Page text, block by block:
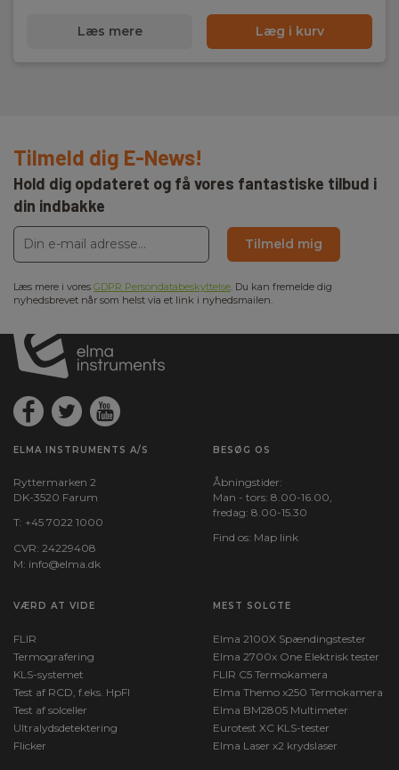
Læs mere Læg i kurv
Tilmeld dig E-News!
Hold dig opdateret og få vores fantastiske tilbud i
din indbakke
Tilmeld mig
Læs mere i vores GDPR Persondatabeskyttelse. Du kan fremelde dig
nyhedsbrevet når som helst via et link i nyhedsmailen.
ELMA INSTRUMENTS A/S
Ryttermarken 2
DK-3520 Farum
T: +45 7022 1000
CVR: 24229408
M: info@elma.dk
BESØG OS
Åbningstider:
Man - tors: 8.00-16.00,
fredag: 8.00-15.30
Find os: Map link
VÆRD AT VIDE
FLIR
Termografering
KLS-systemet
Test af RCD, f.eks. HpFI
Test af solceller
Ultralydsdetektering
Flicker
MEST SOLGTE
Elma 2100X Spændingstester
Elma 2700x One Elektrisk tester
FLIR C5 Termokamera
Elma Themo x250 Termokamera
Elma BM2805 Multimeter
Eurotest XC KLS-tester
Elma Laser x2 krydslaser